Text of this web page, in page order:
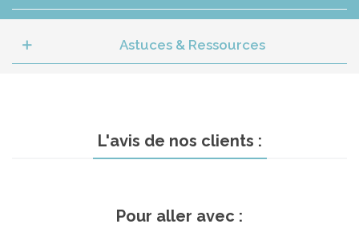
Astuces & Ressources
L'avis de nos clients :
Pour aller avec :